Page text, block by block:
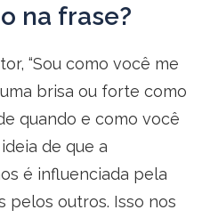
na frase?
“Sou como você me
brisa ou forte como
quando e como você
de que a
é influenciada pela
pelos outros. Isso nos